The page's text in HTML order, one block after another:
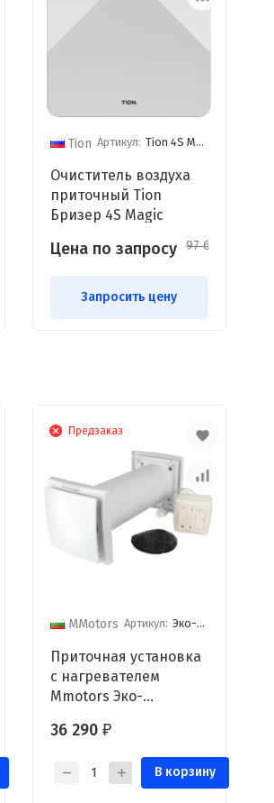
Tion Артикул: Tion 4S Magic
Очиститель воздуха
приточный Tion
Бризер 4S Magic
Цена по запросу 97 630
Запросить цену
Предзаказ
MMotors Артикул: Эко-Свежесть 03-И
Приточная установка
с нагревателем
Mmotors Эко-
36 290 ₽
В корзину